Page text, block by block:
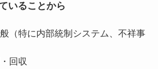
いることから
（特に内部統制システム、不祥事
回収